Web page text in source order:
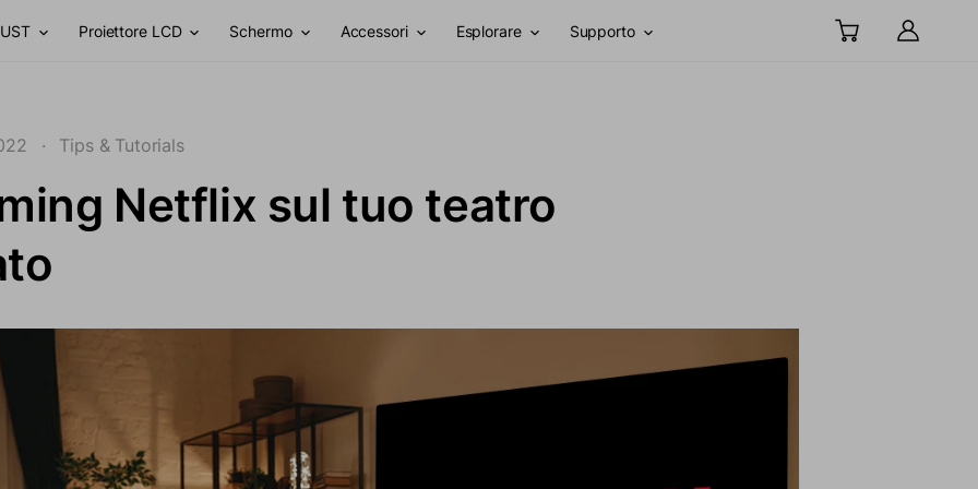
Proiettore LCD Schermo Accessori Esplorare Supporto
· Tips & Tutorials
Netflix sul tuo teatro